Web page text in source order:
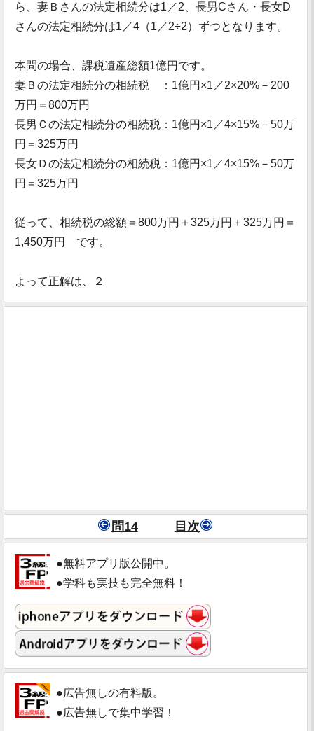
ら、妻Ｂさんの法定相続分は1／2、長男Cさん・長女D
さんの法定相続分は1／4（1／2÷2）ずつとなります。
本問の場合、課税遺産総額1億円です。
妻Ｂの法定相続分の相続税 ：1億円×1／2×20%－200
万円＝800万円
長男Ｃの法定相続分の相続税：1億円×1／4×15%－50万
円＝325万円
長女Ｄの法定相続分の相続税：1億円×1／4×15%－50万
円＝325万円
従って、相続税の総額＝800万円＋325万円＋325万円＝
1,450万円 です。
よって正解は、２
問14 目次
●無料アプリ版公開中。
●学科も実技も完全無料！
●広告無しの有料版。
●広告無しで集中学習！